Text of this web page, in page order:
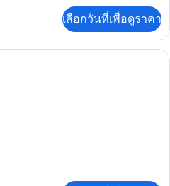
เลือกวันที่เพื่อดูราคา
ห้องคลาสสิกดับเบิล | Wi-Fi ฟรี, ผ้าปูที่น